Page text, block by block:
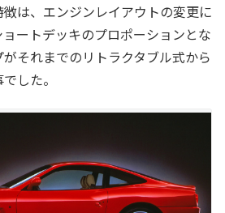
は、エンジンレイアウトの変更に
ートデッキのプロポーションとな
それまでのリトラクタブル式から
した。